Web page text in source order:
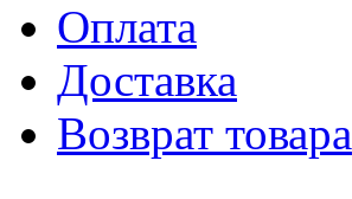
Оплата
Доставка
Возврат товара